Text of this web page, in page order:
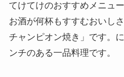
てけてけのおすすめメニュ
お酒が何杯もすすむおいし
チャンピオン焼き」です。
ンチのある一品料理です。